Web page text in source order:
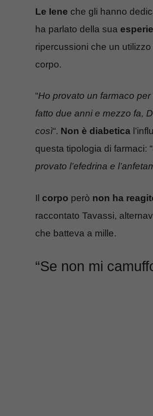
Le Iene che gli hanno
ha parlato della sua
ripercussioni che un
corpo.
“Ho provato un farmaco
fatto due anni e mezzo fa,
così“. Non è diabetica
questa tipologia di farmaci: “
provato l’efedrina e
Il corpo però non ha
raccontato Tavassi,
che batteva a mille.
“Se non mi